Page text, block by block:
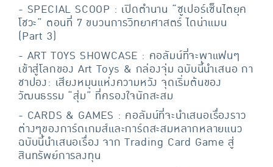
- SPECIAL SCOOP : เปิดตำนาน “ซูเปอร์เซ็นไตยุค
โชวะ” ตอนที่ 7 ขบวนการวิทยาศาสตร์ ไดน่าแมน
(Part 3)
- ART TOYS SHOWCASE : คอลัมน์ที่จะพาแฟนๆ
เข้าสู่โลกของ Art Toys & กล่องจุ่ม ฉบับนี้นำเสนอ กา
ชาปอง: เสียงหมุนแห่งความหวัง จุดเริ่มต้นของ
วัฒนธรรม “สุ่ม” ที่ครองใจนักสะสม
- CARDS & GAMES : คอลัมน์ที่จะนำเสนอเรื่องราว
ต่างๆของการ์ดเกมส์และการ์ดสะสมหลากหลายแนว
ฉบับนี้นำเสนอเรื่อง จาก Trading Card Game สู่
สินทรัพย์การลงทุน